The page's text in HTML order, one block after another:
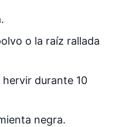
o la raíz rallada
hervir durante 10
negra.